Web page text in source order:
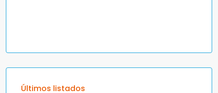
Últimos listados